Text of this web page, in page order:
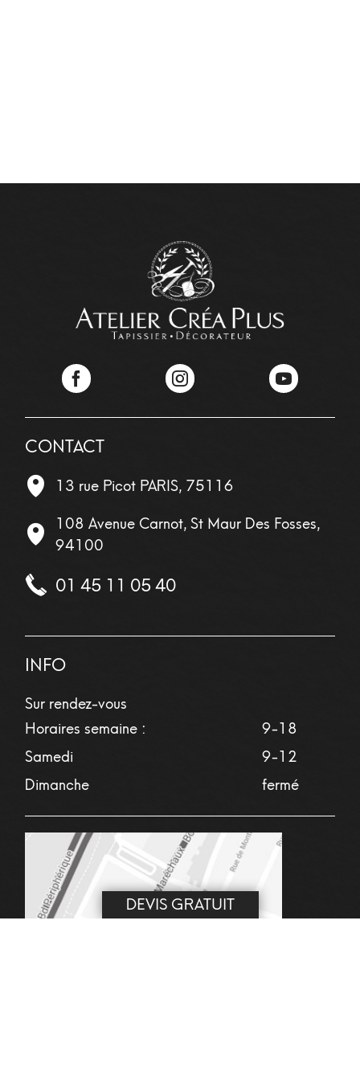
YouTube
CONTACT
13 rue Picot PARIS, 75116
108 Avenue Carnot, St Maur Des Fosses,
94100
01 45 11 05 40
INFO
Sur rendez-vous
Horaires semaine :
9-18
Samedi
9-12
Dimanche
fermé
DEVIS GRATUIT